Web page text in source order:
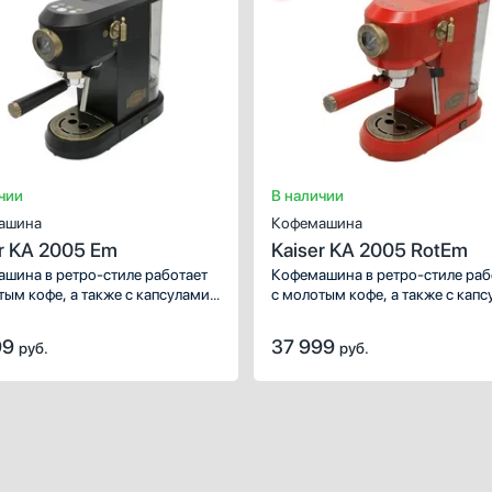
приготовления
все
Показать все
KA 2005 Em
в ретро-стиле работает
кофе, а также с капсулами
корпуса.
руб.
В наличии
Кофемашина
Kaiser KA 2005 RotEm
Кофемашина в ретро-стиле
с молотым кофе, а также с
в комплекте.
37 999 руб.